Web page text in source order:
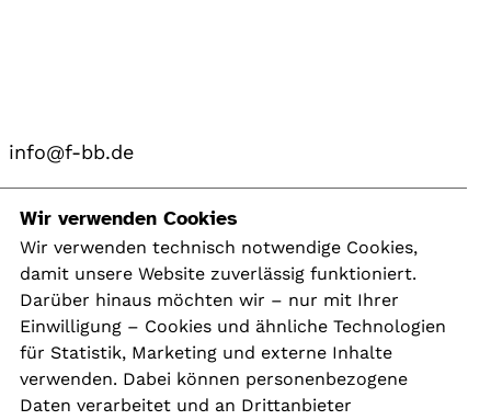
info@f-bb.de
Navigation
Kontakt
Presse
Aktuelles
Karriere
Newsletter
Wir verwenden Cookies
Wir verwenden technisch notwendige Cookies,
damit unsere Website zuverlässig funktioniert.
Darüber hinaus möchten wir – nur mit Ihrer
Einwilligung – Cookies und ähnliche Technologien
für Statistik, Marketing und externe Inhalte
verwenden. Dabei können personenbezogene
Daten verarbeitet und an Drittanbieter